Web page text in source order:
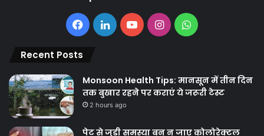
Facebook
LinkedInYouTubeInstagramWhatsApp
Recent Posts
Monsoon Health Tips: मानसून में तीन दिन
तक बुखार रहने पर कराएं ये जरूरी टेस्ट
2 hours ago
पेट से जुड़ी समस्या बन न जाए कोलोरेक्टल